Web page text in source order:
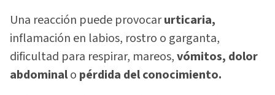
Una reacción puede provocarurticaria,
inflamación en labios, rostro o garganta,
dificultad para respirar, mareos,vómitos, dolor
abdominalo pérdida del conocimiento.